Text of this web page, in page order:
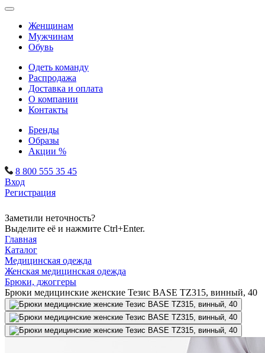
Женщинам
Мужчинам
Обувь
Одеть команду
Распродажа
Доставка и оплата
О компании
Контакты
Бренды
Образы
Акции %
8 800 555 35 45
Вход
Регистрация
Заметили неточность?
Выделите её и нажмите Ctrl+Enter.
Главная
Каталог
Медицинская одежда
Женская медицинская одежда
Брюки, джоггеры
Брюки медицинские женские Тезис BASE TZ315, винный, 40